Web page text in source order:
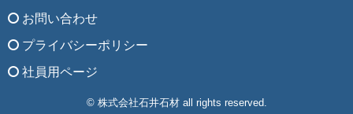
お問い合わせ
プライバシーポリシー
社員用ページ
© 株式会社石井石材 all rights reserved.